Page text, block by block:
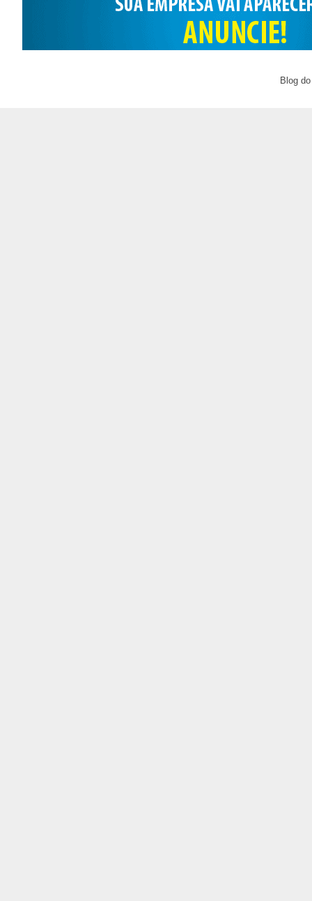
Blog